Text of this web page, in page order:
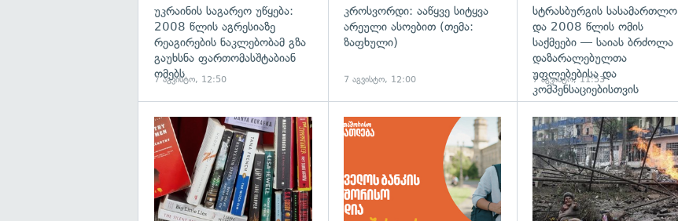
უკრაინის საგარეო უწყება:
2008 წლის აგრესიაზე
რეაგირების ნაკლებობამ გზა
გაუხსნა ფართომასშტაბიან
ომებს
7 აგვისტო, 12:50
კროსვორდი: ააწყვე სიტყვა
არეული ასოებით (თემა:
ზაფხული)
7 აგვისტო, 12:00
სტრასბურგის სასამართლო
და 2008 წლის ომის
საქმეები — საიას ბრძოლა
დაზარალებულთა
უფლებებისა და
კომპენსაციებისთვის
7 აგვისტო, 11:53
გადახედვა